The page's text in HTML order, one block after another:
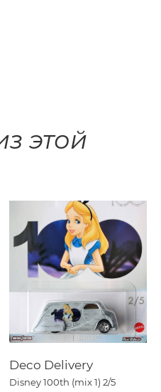
этой
Deco Delivery
Disney 100th (mix 1) 2/5